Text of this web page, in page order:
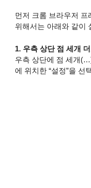
먼저 크롬 브라우저
위해서는 아래와 같이
1. 우측 상단 점 세개
우측 상단에 점 세개
에 위치한 “설정”을 선